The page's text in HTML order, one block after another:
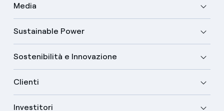
Media
Sustainable Power
Sostenibilità e Innovazione
Clienti
Investitori